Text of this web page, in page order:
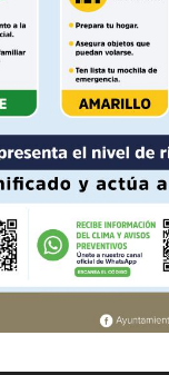
Política de
Políticas
Mi cuenta
Tizimín, seis en
Kopomá y Baca;
Tzucacab y
Dzoncauich,
murciélagos
de la mosca
con el